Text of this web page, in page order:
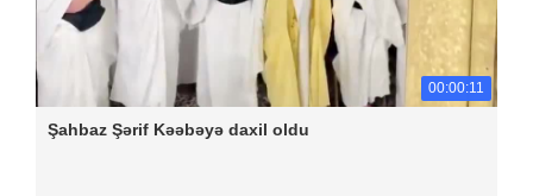
00:00:11
Şahbaz Şərif Kəəbəyə daxil oldu